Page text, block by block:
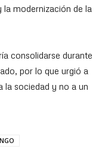
modernización de la
consolidarse durante
por lo que urgió a
la sociedad y no a un